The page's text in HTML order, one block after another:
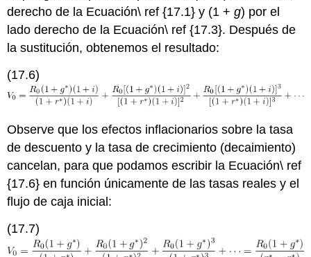
derecho de la Ecuación\ ref {17.1} y (1 +g) por el
lado derecho de la Ecuación\ ref {17.3}. Después de
la sustitución, obtenemos el resultado:
(17.6)
Observe que los efectos inflacionarios sobre la tasa
de descuento y la tasa de crecimiento (decaimiento)
cancelan, para que podamos escribir la Ecuación\ ref
{17.6} en función únicamente de las tasas reales y el
flujo de caja inicial:
(17.7)